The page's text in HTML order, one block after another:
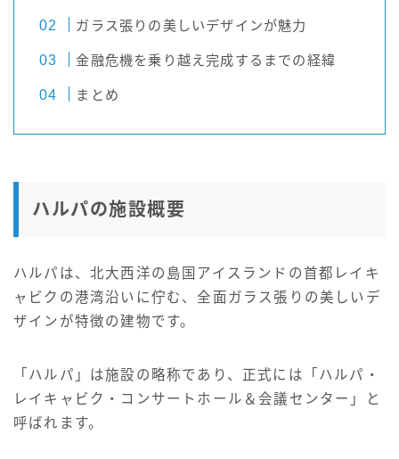
ガラス張りの美しいデザインが魅力
金融危機を乗り越え完成するまでの経緯
まとめ
ハルパの施設概要
ハルパは、北大西洋の島国アイスランドの首都レイキ
ャビクの港湾沿いに佇む、全面ガラス張りの美しいデ
ザインが特徴の建物です。
「ハルパ」は施設の略称であり、正式には「ハルパ・
レイキャビク・コンサートホール＆会議センター」と
呼ばれます。